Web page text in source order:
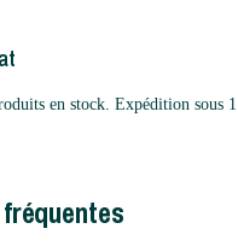
en stock. Expédition sous